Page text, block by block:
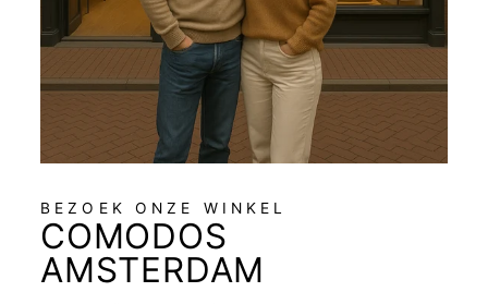
BEZOEK ONZE WINKEL
COMODOS
AMSTERDAM